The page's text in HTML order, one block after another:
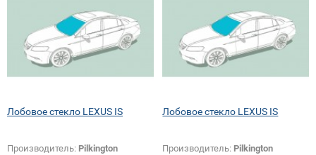
Лобовое стекло LEXUS IS
Производитель: Pilkington
Лобовое стекло LEXUS IS
Производитель: Pilkington